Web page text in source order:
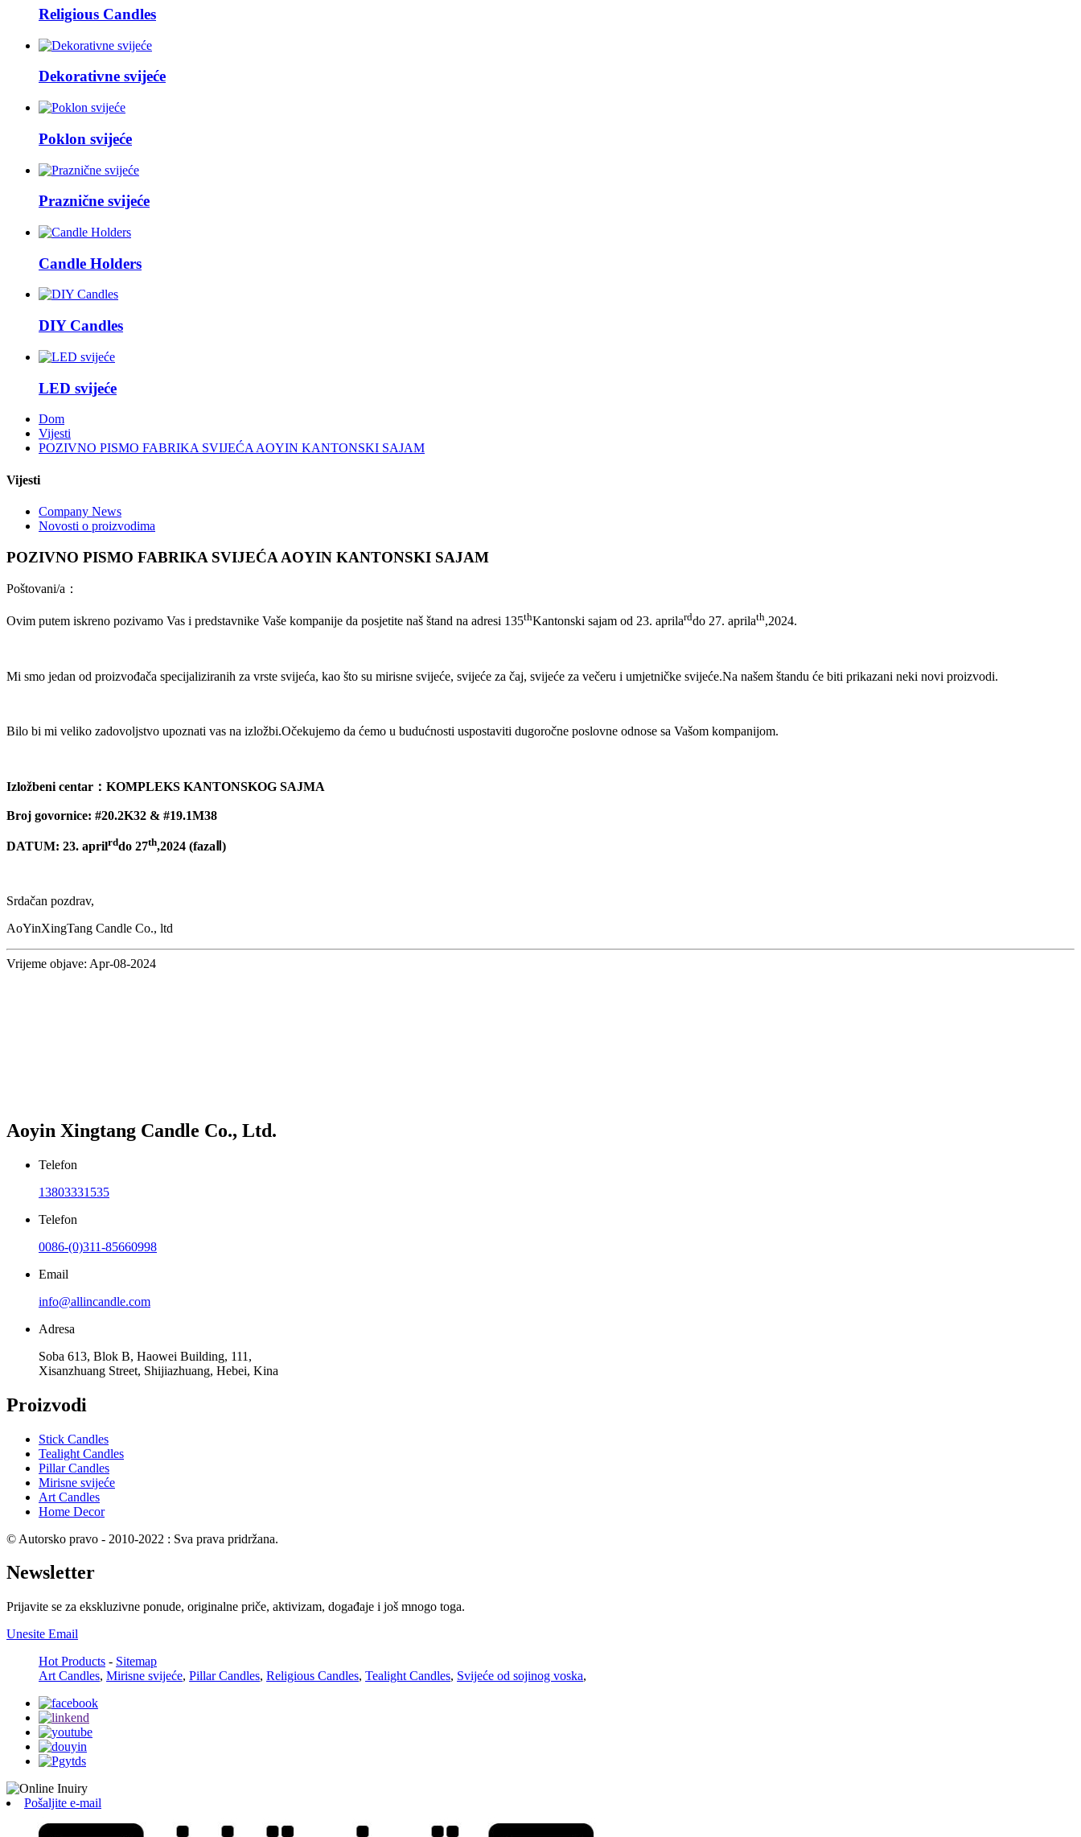
Religious Candles
Dekorativne svijeće
Poklon svijeće
Praznične svijeće
Candle Holders
DIY Candles
LED svijeće
Dom
Vijesti
POZIVNO PISMO FABRIKA SVIJEĆA AOYIN KANTONSKI SAJAM
Vijesti
Company News
Novosti o proizvodima
POZIVNO PISMO FABRIKA SVIJEĆA AOYIN KANTONSKI SAJAM
Poštovani/a ：
Ovim putem iskreno pozivamo Vas i predstavnike Vaše kompanije da posjetite naš štand na adresi 135thKantonski sajam od 23. aprilarddo 27. aprilath,2024.
Mi smo jedan od proizvođača specijaliziranih za vrste svijeća, kao što su mirisne svijeće, svijeće za čaj, svijeće za večeru i umjetničke svijeće.Na našem štandu će biti prikazani neki novi proizvodi.
Bilo bi mi veliko zadovoljstvo upoznati vas na izložbi.Očekujemo da ćemo u budućnosti uspostaviti dugoročne poslovne odnose sa Vašom kompanijom.
Izložbeni centar ： KOMPLEKS KANTONSKOG SAJMA
Broj govornice: #20.2K32 & #19.1M38
DATUM: 23. aprilrddo 27th,2024 (fazaⅡ)
Srdačan pozdrav,
AoYinXingTang Candle Co., ltd
Vrijeme objave: Apr-08-2024
Aoyin Xingtang Candle Co., Ltd.
Telefon
13803331535
Telefon
0086-(0)311-85660998
Email
info@allincandle.com
Adresa
Soba 613, Blok B, Haowei Building, 111,
Xisanzhuang Street, Shijiazhuang, Hebei, Kina
Proizvodi
Stick Candles
Tealight Candles
Pillar Candles
Mirisne svijeće
Art Candles
Home Decor
© Autorsko pravo - 2010-2022 : Sva prava pridržana.
Newsletter
Prijavite se za ekskluzivne ponude, originalne priče, aktivizam, događaje i još mnogo toga.
Unesite Email
Hot Products - Sitemap
Art Candles, Mirisne svijeće, Pillar Candles, Religious Candles, Tealight Candles, Svijeće od sojinog voska,
Pošaljite e-mail